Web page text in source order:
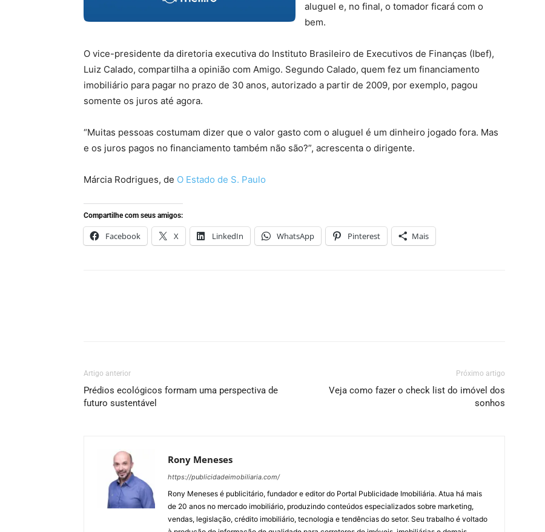
aluguel e, no final, o tomador ficará com o
bem.
O vice-presidente da diretoria executiva do Instituto Brasileiro de Executivos de Finanças (Ibef),
Luiz Calado, compartilha a opinião com Amigo. Segundo Calado, quem fez um financiamento
imobiliário para pagar no prazo de 30 anos, autorizado a partir de 2009, por exemplo, pagou
somente os juros até agora.
“Muitas pessoas costumam dizer que o valor gasto com o aluguel é um dinheiro jogado fora. Mas
e os juros pagos no financiamento também não são?”, acrescenta o dirigente.
Márcia Rodrigues, de O Estado de S. Paulo
Compartilhe com seus amigos:
Facebook X LinkedIn WhatsApp Pinterest Mais
Artigo anterior
Prédios ecológicos formam uma perspectiva de
futuro sustentável
Próximo artigo
Veja como fazer o check list do imóvel dos
sonhos
Rony Meneses
https://publicidadeimobiliaria.com/
Rony Meneses é publicitário, fundador e editor do Portal Publicidade Imobiliária. Atua há mais
de 20 anos no mercado imobiliário, produzindo conteúdos especializados sobre marketing,
vendas, legislação, crédito imobiliário, tecnologia e tendências do setor. Seu trabalho é voltado